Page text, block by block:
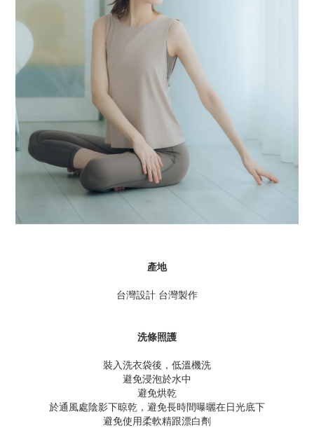
產地
台灣設計 台灣製作
洗條照護
裝入洗衣袋後，低溫機洗
避免浸泡於水中
避免烘乾
於通風處陰影下晾乾，避免長時間曝曬在日光底下
避免使用柔軟精跟漂白劑